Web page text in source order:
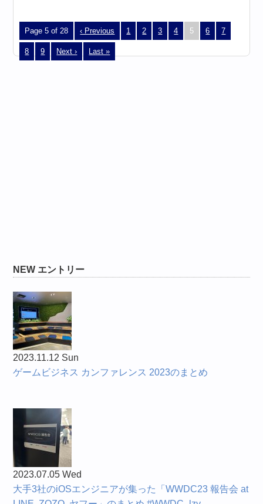
Page 5 of 28 ‹ Previous 1 2 3 4 5 6 7
8 9 Next › Last »
NEW エントリー
2023.11.12 Sun
ゲームビジネス カンファレンス 2023のまとめ
2023.07.05 Wed
大手3社のiOSエンジニアが集った「WWDC23 報告会 at